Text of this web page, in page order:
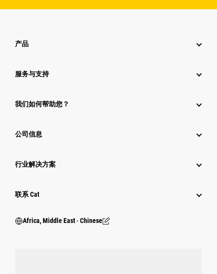
产品
服务与支持
我们如何帮助您？
公司信息
行业解决方案
联系 Cat
Africa, Middle East ‧ Chinese